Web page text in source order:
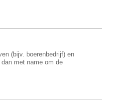
(bijv. boerenbedrijf) en
met name om de